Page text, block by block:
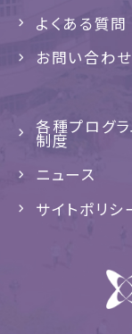
よくある質問
お問い合わせ
各種プログラ
制度
ニュース
サイトポリシ